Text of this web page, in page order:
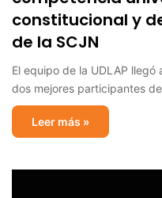
constitucional y
de la SCJN
El equipo de la UDLAP
dos mejores participantes
Leer más »